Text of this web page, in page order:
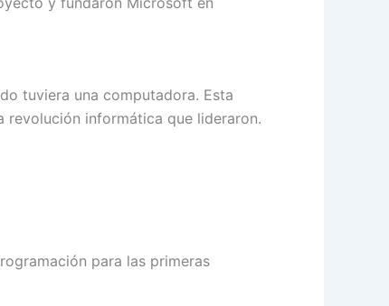
tuviera una computadora. Esta
revolución informática que lideraron.
para las primeras